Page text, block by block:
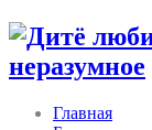
неразумное
Главная